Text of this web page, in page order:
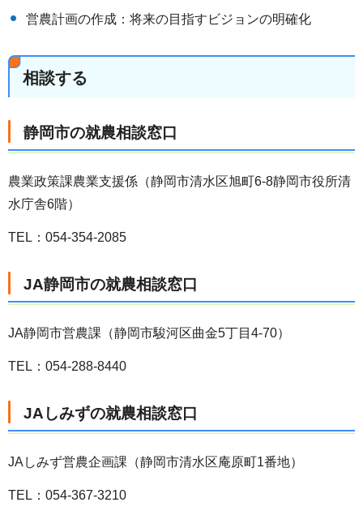
営農計画の作成：将来の目指すビジョンの明確化
相談する
静岡市の就農相談窓口
農業政策課農業支援係（静岡市清水区旭町6-8静岡市役所清
水庁舎6階）
TEL：054-354-2085
JA静岡市の就農相談窓口
JA静岡市営農課（静岡市駿河区曲金5丁目4-70）
TEL：054-288-8440
JAしみずの就農相談窓口
JAしみず営農企画課（静岡市清水区庵原町1番地）
TEL：054-367-3210